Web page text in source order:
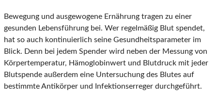
Bewegung und ausgewogene Ernährung tragen zu einer
gesunden Lebensführung bei. Wer regelmäßig Blut spendet,
hat so auch kontinuierlich seine Gesundheitsparameter im
Blick. Denn bei jedem Spender wird neben der Messung von
Körpertemperatur, Hämoglobinwert und Blutdruck mit jeder
Blutspende außerdem eine Untersuchung des Blutes auf
bestimmte Antikörper und Infektionserreger durchgeführt.